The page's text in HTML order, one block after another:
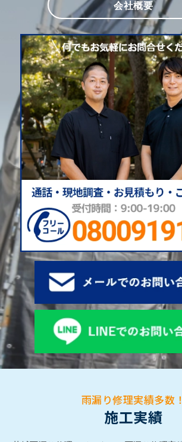
会社概要
雨漏り修理実績多数！
施工実績